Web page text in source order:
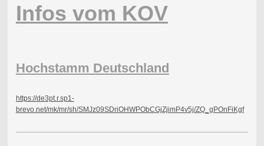
Infos vom KOV
Hochstamm Deutschland
https://de3pt.r.sp1-
brevo.net/mk/mr/sh/SMJz09SDriOHWPObCGjZjimP4v5j/ZQ_gPOnFiKgf